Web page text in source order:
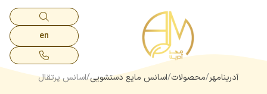
en
آدرینامهر محصولات اسانس مایع دستشویی اسانس پرتقال